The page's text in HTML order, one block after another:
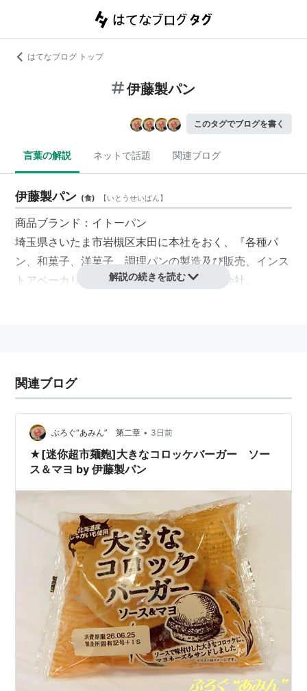
はてなブログ トップ
伊藤製パン
このタグでブログを書く
言葉の解説 ネットで話題 関連ブログ
伊藤製パン (食) 【いとうせいぱん】
商品ブランド： イトーパン
埼玉県さいたま市岩槻区末田に本社をおく、『各種パ
ン、和菓子、洋菓子、調理パンの製造及び販売、インス
トアベーカリーの経営』を主な事業とする会社。
ニュの森
解説の続きを読む
関連ブログ
ぶろぐ“あみん” 第二章 • 3日前
★[迷你超市麺麭]大きなコロッケバーガー ソー
ス＆マヨ by 伊藤製パン